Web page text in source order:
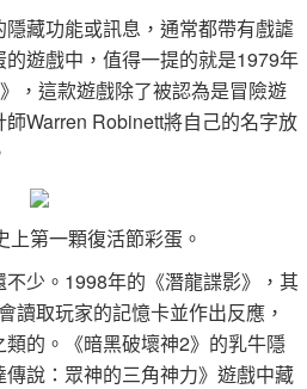
藏功能或訊息，通常都帶有戲謔
遊戲中，值得一提的就是1979年
，這款遊戲除了被認為是冒險遊
Warren Robinett將自己的名字放
第一顆復活節彩蛋。
少。1998年的《潛龍諜影》，其
讀取玩家的記憶卡並作出反應，
的。《暗黑破壞神2》的乳牛隱
說：眾神的三角神力》遊戲中藏